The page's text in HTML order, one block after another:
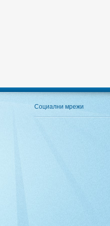
Социални мрежи